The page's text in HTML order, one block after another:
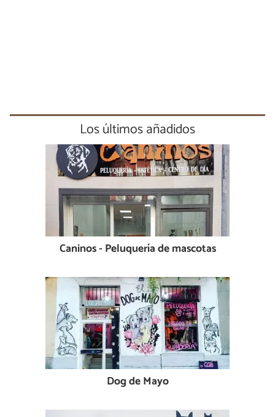
Los últimos añadidos
Caninos - Peluquería de mascotas
Dog de Mayo